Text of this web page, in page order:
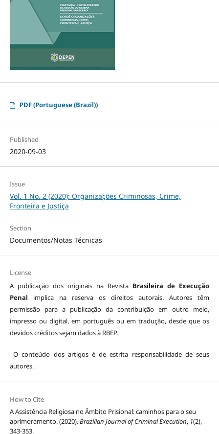
PDF (Portuguese (Brazil))
Published
2020-09-03
Issue
Vol. 1 No. 2 (2020): Organizações Criminosas, Crime,
Fronteira e Justiça
Section
Documentos/Notas Técnicas
License
A publicação dos originais na Revista Brasileira de Execução
Penal implica na reserva os direitos autorais. Autores têm
permissão para a publicação da contribuição em outro meio,
impresso ou digital, em português ou em tradução, desde que os
devidos créditos sejam dados à RBEP.
O conteúdo dos artigos é de estrita responsabilidade de seus
autores.
How to Cite
A Assistência Religiosa no Âmbito Prisional: caminhos para o seu
aprimoramento. (2020).Brazilian Journal of Criminal Execution, 1(2),
343-353.